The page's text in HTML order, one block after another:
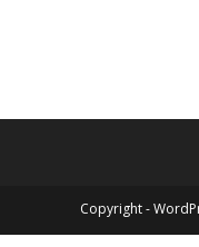
Copyright -